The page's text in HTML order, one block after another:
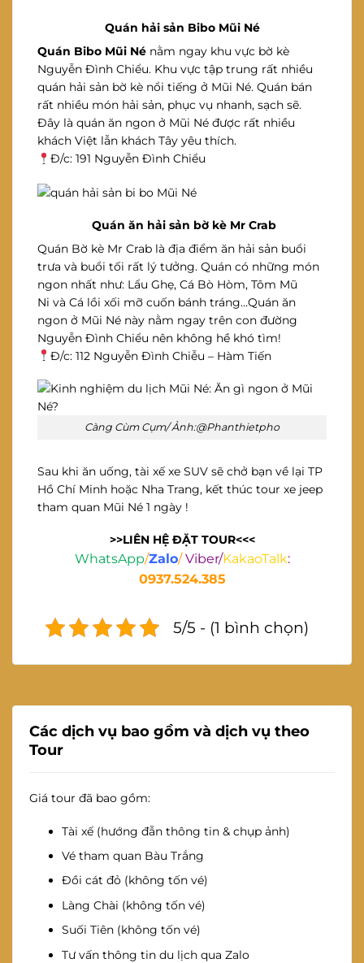
Quán hải sản Bibo Mũi Né
Quán Bibo Mũi Né nằm ngay khu vực bờ kè
Nguyễn Đình Chiểu. Khu vực tập trung rất nhiều
quán hải sản bờ kè nổi tiếng ở Mũi Né. Quán bán
rất nhiều món hải sản, phục vụ nhanh, sạch sẽ.
Đây là quán ăn ngon ở Mũi Né được rất nhiều
khách Việt lẫn khách Tây yêu thích.
Đ/c: 191 Nguyễn Đình Chiểu
Quán ăn hải sản bờ kè Mr Crab
Quán Bờ kè Mr Crab là địa điểm ăn hải sản buổi
trưa và buổi tối rất lý tưởng. Quán có những món
ngon nhất như: Lẩu Ghẹ, Cá Bò Hòm, Tôm Mũ
Ni và Cá lồi xối mỡ cuốn bánh tráng…Quán ăn
ngon ở Mũi Né này nằm ngay trên con đường
Nguyễn Đình Chiểu nên không hề khó tìm!
Đ/c: 112 Nguyễn Đình Chiễu – Hàm Tiến
Càng Cùm Cụm/ Ảnh:@Phanthietpho
Sau khi ăn uống, tài xế xe SUV sẽ chở bạn về lại TP
Hồ Chí Minh hoặc Nha Trang, kết thúc tour xe jeep
tham quan Mũi Né 1 ngày !
>>LIÊN HỆ ĐẶT TOUR<<<
WhatsApp/Zalo/Viber/KakaoTalk:
0937.524.385
5/5 - (1 bình chọn)
Các dịch vụ bao gồm và dịch vụ theo
Tour
Giá tour đã bao gồm:
Tài xế (hướng đẫn thông tin & chụp ảnh)
Vé tham quan Bàu Trắng
Đồi cát đỏ (không tốn vé)
Làng Chài (không tốn vé)
Suối Tiên (không tốn vé)
Tư vấn thông tin du lịch qua Zalo